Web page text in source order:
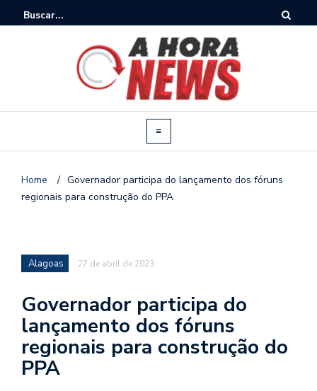
Home / Governador participa do lançamento dos fóruns
regionais para construção do PPA
Alagoas 27 de abril de 2023
Governador participa do
lançamento dos fóruns
regionais para construção do
PPA